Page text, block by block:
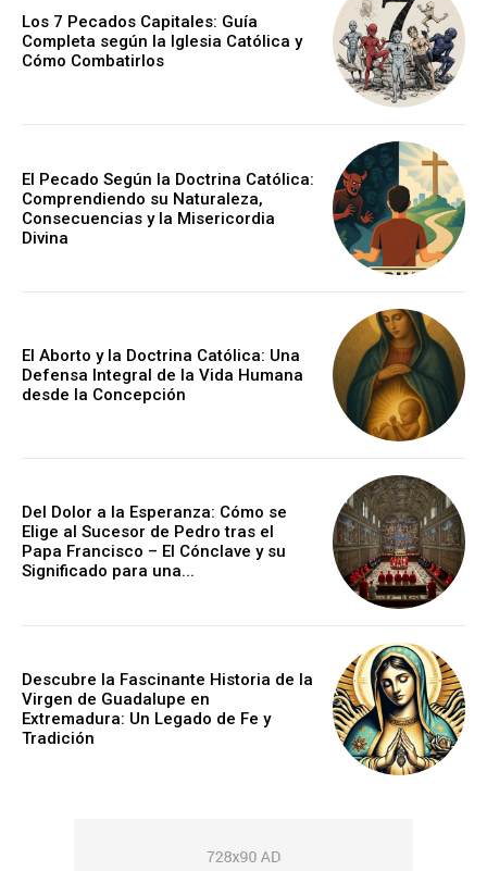
Los 7 Pecados Capitales: Guía
Completa según la Iglesia Católica y
Cómo Combatirlos
El Pecado Según la Doctrina Católica:
Comprendiendo su Naturaleza,
Consecuencias y la Misericordia
Divina
El Aborto y la Doctrina Católica: Una
Defensa Integral de la Vida Humana
desde la Concepción
Del Dolor a la Esperanza: Cómo se
Elige al Sucesor de Pedro tras el
Papa Francisco – El Cónclave y su
Significado para una...
Descubre la Fascinante Historia de la
Virgen de Guadalupe en
Extremadura: Un Legado de Fe y
Tradición